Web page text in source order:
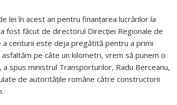
lei în acest an pentru finanţarea lucrărilor la
fost făcut de directorul Direcţiei Regionale de
centurii este deja pregătită pentru a primi
pe câte un kilometri, vrem să punem o
spus ministrul Transporturilor, Radu Berceanu,
de autorităţile române către constructorii